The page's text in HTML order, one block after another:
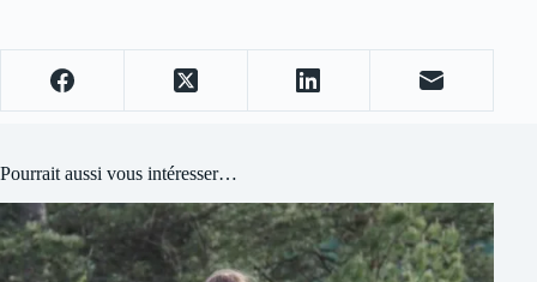
Pourrait aussi vous intéresser…